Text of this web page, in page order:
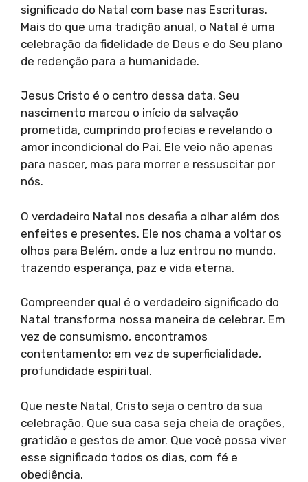
significado do Natal com base nas Escrituras.
Mais do que uma tradição anual, o Natal é uma
celebração da fidelidade de Deus e do Seu plano
de redenção para a humanidade.
Jesus Cristo é o centro dessa data. Seu
nascimento marcou o início da salvação
prometida, cumprindo profecias e revelando o
amor incondicional do Pai. Ele veio não apenas
para nascer, mas para morrer e ressuscitar por
nós.
O verdadeiro Natal nos desafia a olhar além dos
enfeites e presentes. Ele nos chama a voltar os
olhos para Belém, onde a luz entrou no mundo,
trazendo esperança, paz e vida eterna.
Compreender qual é o verdadeiro significado do
Natal transforma nossa maneira de celebrar. Em
vez de consumismo, encontramos
contentamento; em vez de superficialidade,
profundidade espiritual.
Que neste Natal, Cristo seja o centro da sua
celebração. Que sua casa seja cheia de orações,
gratidão e gestos de amor. Que você possa viver
esse significado todos os dias, com fé e
obediência.